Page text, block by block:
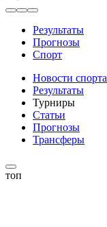
Результаты
Прогнозы
Спорт
Новости спорта
Результаты
Турниры
Статьи
Прогнозы
Трансферы
топ